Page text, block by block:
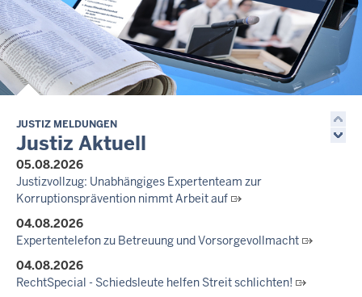
JUSTIZ MELDUNGEN
Justiz Aktuell
05.08.2026
Justizvollzug: Unabhängiges Expertenteam zur
Korruptionsprävention nimmt Arbeit auf
04.08.2026
Expertentelefon zu Betreuung und Vorsorgevollmacht
04.08.2026
RechtSpecial - Schiedsleute helfen Streit schlichten!